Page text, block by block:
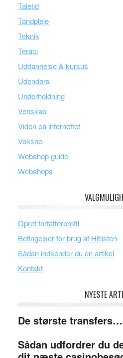
Taletid
Tandpleje
Teknik
Terapi
Uddannelse & kursus
Udendørs
Underholdning
Venskab
Viden på internettet
Voksne
Webshop guide
Webshops
Opret forfatterprofil
Betingelser for brug af Hitlisten
Sådan indsender du en artikel
Kontakt
NYESTE
De største
Sådan udfordrer du